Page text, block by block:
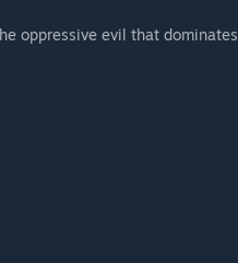
oppressive evil that dominates